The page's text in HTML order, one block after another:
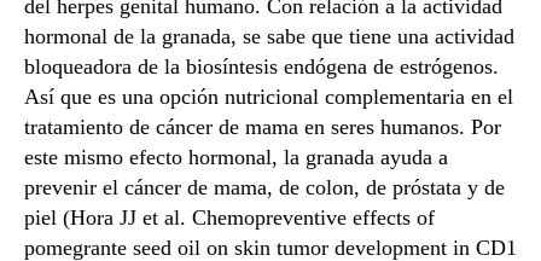
del herpes genital humano. Con relación a la actividad
hormonal de la granada, se sabe que tiene una actividad
bloqueadora de la biosíntesis endógena de estrógenos.
Así que es una opción nutricional complementaria en el
tratamiento de cáncer de mama en seres humanos. Por
este mismo efecto hormonal, la granada ayuda a
prevenir el cáncer de mama, de colon, de próstata y de
piel (Hora JJ et al. Chemopreventive effects of
pomegrante seed oil on skin tumor development in CD1